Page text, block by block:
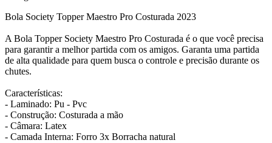
Bola Society Topper Maestro Pro Costurada 2023
A Bola Topper Society Maestro Pro Costurada é o que você precisa
para garantir a melhor partida com os amigos. Garanta uma partida
de alta qualidade para quem busca o controle e precisão durante os
chutes.
Características:
- Laminado: Pu - Pvc
- Construção: Costurada a mão
- Câmara: Latex
- Camada Interna: Forro 3x Borracha natural